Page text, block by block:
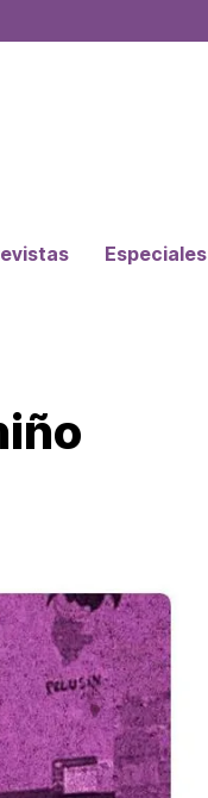
Especiales